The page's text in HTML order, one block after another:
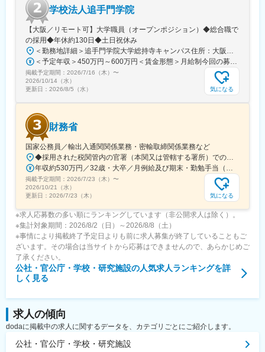
学校法人追手門学院
【大阪／リモート可】大学職員（オープンポジション）◆総合職で
の採用◆年休約130日◆土日祝休み
＜勤務地詳細＞追手門学院大学総持寺キャンパス住所：大阪府茨木市太田東芝町1-1 受動喫煙対策：屋内全面禁煙変更の範囲：会社の定める事業所
＜予定年収＞450万円～600万円＜賃金形態＞月給制今回の募集における初年度の最低保証額です。経験年数によって決定します。＜賃金内訳＞月額（基本給）：262,900円～328,700円＜月給＞262,900円～328,700円＜昇給有無＞有＜残業手当＞有＜給与補足＞年収は賞与込(※残業代は含まれていません。)賞与は今年度実績で年間5ヶ月分支給されています。賃金はあくまでも目安の金額であり、選考を通じて上下する可能性があります。月給(月額)は固定手当を含めた表記です。
掲載予定期間： 2026/7/16（木） 〜
2026/10/14（水）
更新日： 2026/8/5（水） 気になる
財務省
国家公務員／輸出入通関関係業務・密輸取締関係業務など
◆採用された税関管内の官署（本関又は管轄する署所）での勤務となります。採用後は、他の官署に転勤（含、住居を異にする転勤）することもあります。【参考】税関の管轄区域https://www.customs.go.jp/zeikan/zeikan-kankatsu.pdf【各税関の本関（本部）の所在地】・函館税関本関（北海道函館市海岸町24-4）・東京税関本関（東京都江東区青海2-7-11）・横浜税関本関（神奈川県横浜市中区海岸通1-1）・名古屋税関本関（愛知県名古屋市港区入船2-3-12）・大阪税関本関（大阪府大阪市港区築港4-10-3）・神戸税関本関（兵庫県神戸市中央区新港町12-1）・門司税関本関（福岡県北九州市門司区西海岸町1-3-10）・長崎税関本関（長崎県長崎市出島町1-36）・沖縄地区税関本関（沖縄県那覇市おもろまち2-1-1 6F）
年収約530万円／32歳・大卒／月例給及び期末・勤勉手当（東京都特別区勤務） ※上記モデル例は、参考であり、個人の経歴や業務内容等を踏まえての算定
掲載予定期間： 2026/7/23（木） 〜
2026/10/21（水）
更新日： 2026/7/23（木） 気になる
※求人応募数の多い順にランキングしています（非公開求人は除く）。
※集計対象期間：2026/8/2（日）～2026/8/8（土）
※事情により掲載終了予定日よりも前に求人募集が終了していることもご
ざいます。その場合は当サイトから応募はできませんので、あらかじめご
了承ください。
公社・官公庁・学校・研究施設の人気求人ランキングを詳
しく見る
求人の傾向
dodaに掲載中の求人に関するデータを、カテゴリごとにご紹介します。
公社・官公庁・学校・研究施設